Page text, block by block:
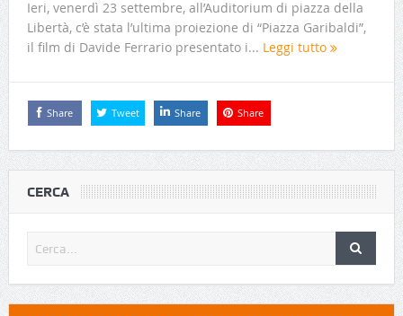
Ieri, venerdì 23 settembre, all’Auditorium di piazza della
Libertà, c’è stata l’ultima proiezione di “Piazza Garibaldi”,
il film di Davide Ferrario presentato i... Leggi tutto
Share Tweet Share Share
CERCA